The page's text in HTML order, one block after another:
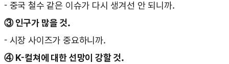
- 중국 철수 같은 이슈가 다시 생겨선 안 되니까.
③ 인구가 많을 것.
- 시장 사이즈가 중요하니까.
④ K-컬쳐에 대한 선망이 강할 것.